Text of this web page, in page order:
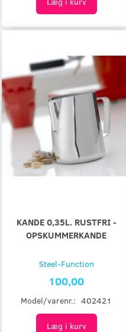
KANDE 0,35L. RUSTFRI -
OPSKUMMERKANDE
Steel-Function
100,00
Model/varenr.: 402421
Læg i kurv